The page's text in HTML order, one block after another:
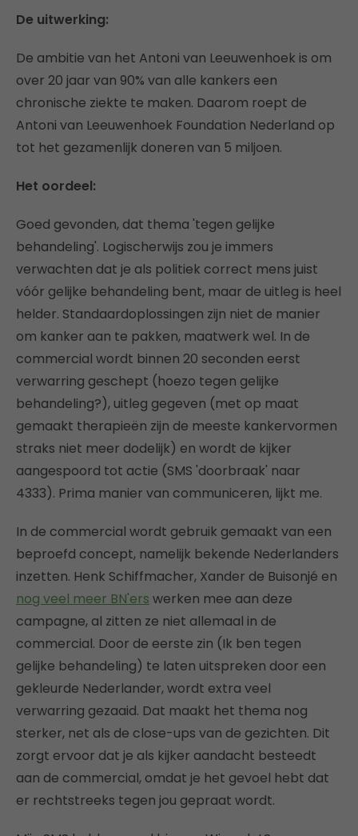
De uitwerking:
De ambitie van het Antoni van Leeuwenhoek is om
over 20 jaar van 90% van alle kankers een
chronische ziekte te maken. Daarom roept de
Antoni van Leeuwenhoek Foundation Nederland op
tot het gezamenlijk doneren van 5 miljoen.
Het oordeel:
Goed gevonden, dat thema 'tegen gelijke
behandeling'. Logischerwijs zou je immers
verwachten dat je als politiek correct mens juist
vóór gelijke behandeling bent, maar de uitleg is heel
helder. Standaardoplossingen zijn niet de manier
om kanker aan te pakken, maatwerk wel. In de
commercial wordt binnen 20 seconden eerst
verwarring geschept (hoezo tegen gelijke
behandeling?), uitleg gegeven (met op maat
gemaakt therapieën zijn de meeste kankervormen
straks niet meer dodelijk) en wordt de kijker
aangespoord tot actie (SMS 'doorbraak' naar
4333). Prima manier van communiceren, lijkt me.
In de commercial wordt gebruik gemaakt van een
beproefd concept, namelijk bekende Nederlanders
inzetten. Henk Schiffmacher, Xander de Buisonjé en
nog veel meer BN'ers werken mee aan deze
campagne, al zitten ze niet allemaal in de
commercial. Door de eerste zin (Ik ben tegen
gelijke behandeling) te laten uitspreken door een
gekleurde Nederlander, wordt extra veel
verwarring gezaaid. Dat maakt het thema nog
sterker, net als de close-ups van de gezichten. Dit
zorgt ervoor dat je als kijker aandacht besteedt
aan de commercial, omdat je het gevoel hebt dat
er rechtstreeks tegen jou gepraat wordt.